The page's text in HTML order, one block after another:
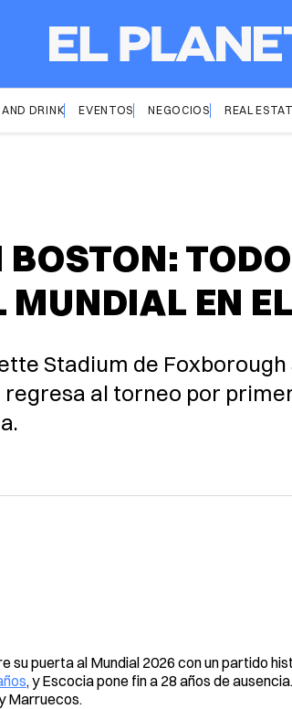
DRINK EVENTOS NEGOCIOS REAL
MUNDIAL EN
Stadium de
al torneo por
su puerta al Mundial 2026 con un partido
, y Escocia pone fin a 28 años de
Marruecos.